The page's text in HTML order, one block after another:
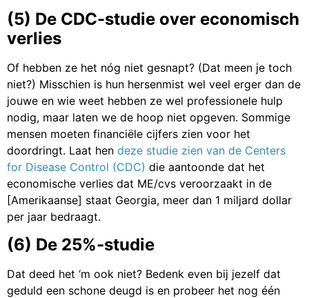
(5) De CDC-studie over economisch
verlies
Of hebben ze het nóg niet gesnapt? (Dat meen je toch
niet?) Misschien is hun hersenmist wel veel erger dan de
jouwe en wie weet hebben ze wel professionele hulp
nodig, maar laten we de hoop niet opgeven. Sommige
mensen moeten financiële cijfers zien voor het
doordringt. Laat hen deze studie zien van de Centers
for Disease Control (CDC) die aantoonde dat het
economische verlies dat ME/cvs veroorzaakt in de
[Amerikaanse] staat Georgia, meer dan 1 miljard dollar
per jaar bedraagt.
(6) De 25%-studie
Dat deed het ‘m ook niet? Bedenk even bij jezelf dat
geduld een schone deugd is en probeer het nog één